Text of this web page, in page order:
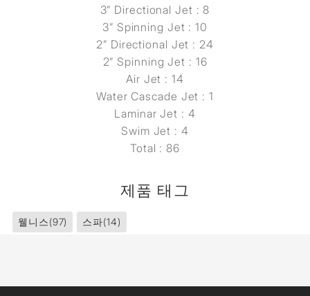
3” Directional Jet : 8
3” Spinning Jet : 10
2” Directional Jet : 24
2” Spinning Jet : 16
Air Jet : 14
Water Cascade Jet : 1
Laminar Jet : 4
Swim Jet : 4
Total : 86
제품 태그
웰니스(97) 스파(14)